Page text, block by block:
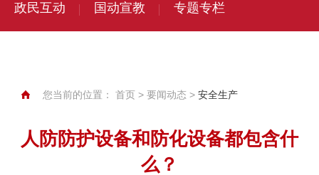
政民互动 国动宣教 专题专栏
您当前的位置： 首页 > 要闻动态 > 安全生产
人防防护设备和防化设备都包含什
么？